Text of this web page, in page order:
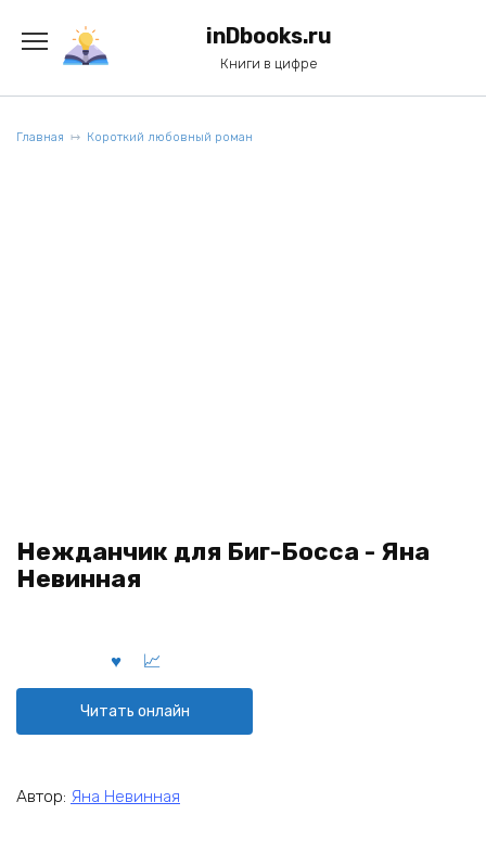
содержанию
inDbooks.ru
Книги в цифре
Главная Короткий любовный роман
Нежданчик для Биг-Босса - Яна
Невинная
Читать онлайн
Автор: Яна Невинная